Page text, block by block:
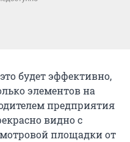
будет эффективно,
элементов на
предприятия
видно с
площадки от